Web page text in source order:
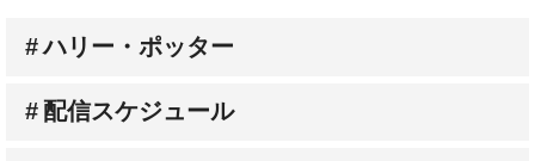
ハリー・ポッター
配信スケジュール